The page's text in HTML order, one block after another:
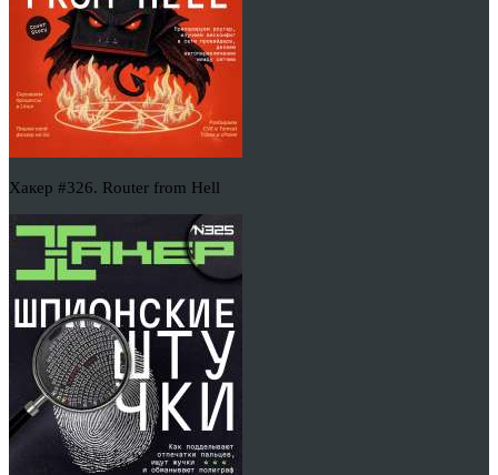
Хакер #326. Router from Hell